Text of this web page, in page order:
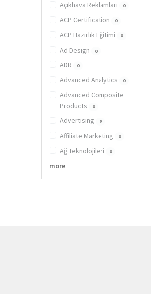
Açıkhava Reklamları 0
ACP Certification 0
ACP Hazırlık Eğitimi 0
Ad Design 0
ADR 0
Advanced Analytics 0
Advanced Composite
Products
0
Advertising 0
Affiliate Marketing 0
Ağ Teknolojileri 0
more